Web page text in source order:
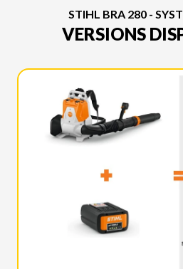
STIHL BRA 280 -
VERSIONS